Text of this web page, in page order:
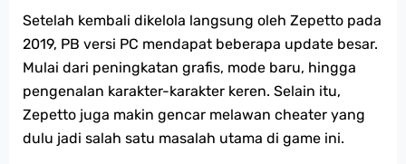
Setelah kembali dikelola langsung oleh Zepetto pada
2019, PB versi PC mendapat beberapa update besar.
Mulai dari peningkatan grafis, mode baru, hingga
pengenalan karakter-karakter keren. Selain itu,
Zepetto juga makin gencar melawan cheater yang
dulu jadi salah satu masalah utama di game ini.